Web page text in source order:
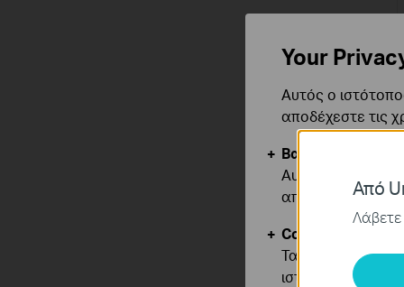
Από
Λάβετε
Your
Αυτός ο
αποδέχεστε τις
Βασικά Cookies
Αυτά τα cookie
Cookies
Τα cookie
ιστότοπό μας